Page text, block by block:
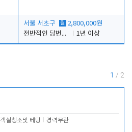
서울 서초구 월 2,800,000원
전반적인 당번업무
1년 이상
1 / 2
객실청소및 베팅 경력무관